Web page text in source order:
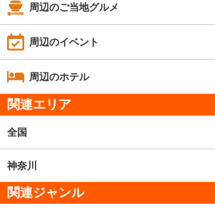
周辺のご当地グルメ
周辺のイベント
周辺のホテル
関連エリア
全国
神奈川
関連ジャンル